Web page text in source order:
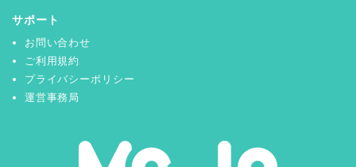
サポート
お問い合わせ
ご利用規約
プライバシーポリシー
運営事務局